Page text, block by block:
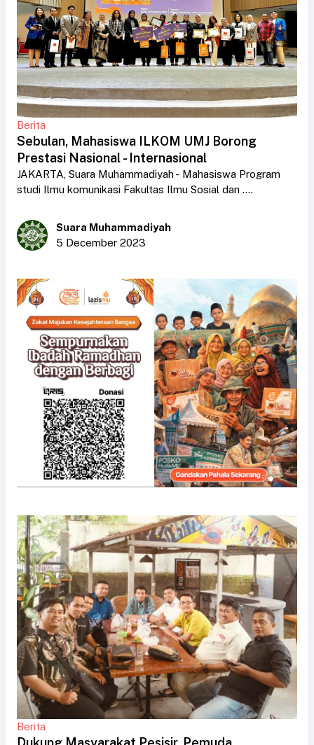
Berita
Sebulan, Mahasiswa ILKOM UMJ Borong
Prestasi Nasional - Internasional
JAKARTA, Suara Muhammadiyah - Mahasiswa Program
studi Ilmu komunikasi Fakultas Ilmu Sosial dan ....
Suara Muhammadiyah
5 December 2023
Berita